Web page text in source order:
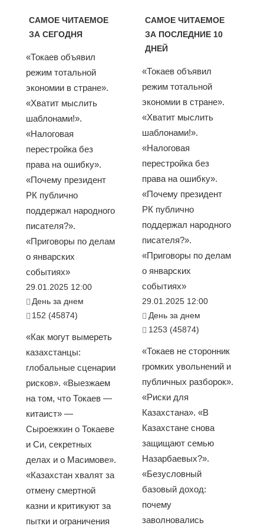
САМОЕ ЧИТАЕМОЕ
ЗА СЕГОДНЯ
«Токаев объявил
режим тотальной
экономии в стране».
«Хватит мыслить
шаблонами!».
«Налоговая
перестройка без
права на ошибку».
«Почему президент
РК публично
поддержал народного
писателя?».
«Приговоры по делам
о январских
событиях»
29.01.2025 12:00
День за днем
152 (45874)
«Как могут вымереть
казахстанцы:
глобальные сценарии
рисков». «Выезжаем
на том, что Токаев —
китаист» —
Сыроежкин о Токаеве
и Си, секретных
делах и о Масимове».
«Казахстан хвалят за
отмену смертной
казни и критикуют за
пытки и ограничения
САМОЕ ЧИТАЕМОЕ
ЗА ПОСЛЕДНИЕ 10
ДНЕЙ
«Токаев объявил
режим тотальной
экономии в стране».
«Хватит мыслить
шаблонами!».
«Налоговая
перестройка без
права на ошибку».
«Почему президент
РК публично
поддержал народного
писателя?».
«Приговоры по делам
о январских
событиях»
29.01.2025 12:00
День за днем
1253 (45874)
«Токаев не сторонник
громких увольнений и
публичных разборок».
«Риски для
Казахстана». «В
Казахстане снова
защищают семью
Назарбаевых?».
«Безусловный
базовый доход:
почему
заволновались